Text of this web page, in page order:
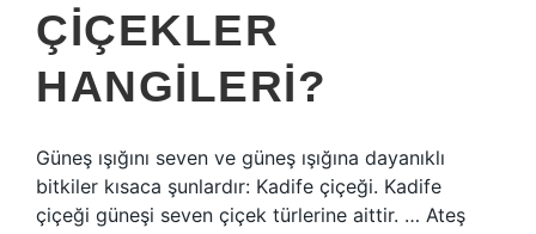
ÇIÇEKLER
HANGILERI?
Güneş ışığını seven ve güneş ışığına dayanıklı
bitkiler kısaca şunlardır: Kadife çiçeği. Kadife
çiçeği güneşi seven çiçek türlerine aittir. … Ateş